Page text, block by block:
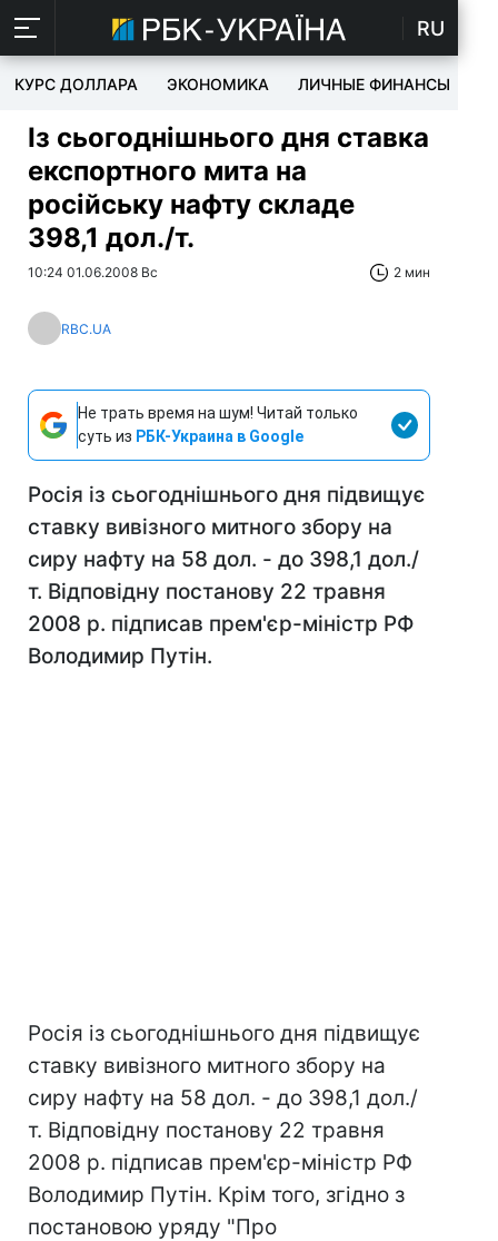
RU
КУРС ДОЛЛАРА ЭКОНОМИКА ЛИЧНЫЕ ФИНАНСЫ
Із сьогоднішнього дня ставка
експортного мита на
російську нафту складе
398,1 дол./т.
10:24 01.06.2008 Вс 2 мин
RBC.UA
Не трать время на шум! Читай только
суть из РБК-Украина в Google
Росія із сьогоднішнього дня підвищує
ставку вивізного митного збору на
сиру нафту на 58 дол. - до 398,1 дол./
т. Відповідну постанову 22 травня
2008 р. підписав прем'єр-міністр РФ
Володимир Путін.
Росія із сьогоднішнього дня підвищує
ставку вивізного митного збору на
сиру нафту на 58 дол. - до 398,1 дол./
т. Відповідну постанову 22 травня
2008 р. підписав прем'єр-міністр РФ
Володимир Путін. Крім того, згідно з
постановою уряду "Про